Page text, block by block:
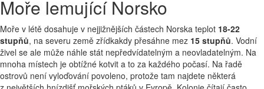
Moře lemující Norsko
Moře v létě dosahuje v nejjižnějších částech Norska teplot 18-22
stupňů, na severu země zřídkakdy přesáhne mez 15 stupňů. Vodní
živel se ale může náhle stát nepředvídatelným a neovladatelným. Na
mnoha místech je obtížné kotvit a to za každého počasí. Na řadě
ostrovů není vyloďování povoleno, protože tam najdete některá